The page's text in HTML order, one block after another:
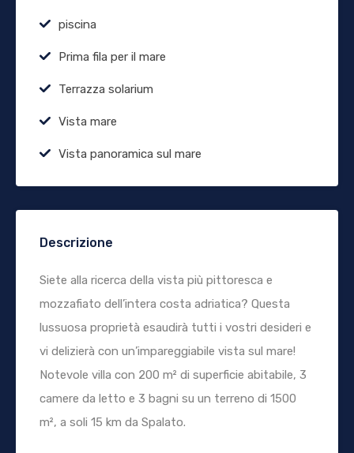
piscina
Prima fila per il mare
Terrazza solarium
Vista mare
Vista panoramica sul mare
Descrizione
Siete alla ricerca della vista più pittoresca e
mozzafiato dell’intera costa adriatica? Questa
lussuosa proprietà esaudirà tutti i vostri desideri e
vi delizierà con un’impareggiabile vista sul mare!
Notevole villa con 200 m² di superficie abitabile, 3
camere da letto e 3 bagni su un terreno di 1500
m², a soli 15 km da Spalato.